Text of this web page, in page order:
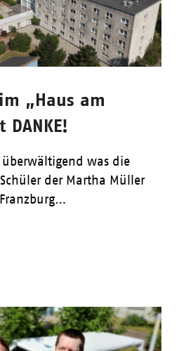
„Haus am
was die
der Martha Müller